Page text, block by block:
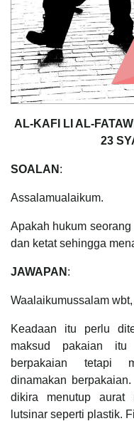
AL-KAFI LI AL-
23
SOALAN :
Assalamualaikum.
Apakah hukum
dan ketat sehingga
JAWAPAN :
Waalaikumussalam wbt,
Keadaan itu perlu
maksud pakaian
berpakaian tetapi
dinamakan
dikira menutup aurat
lutsinar seperti plastik.